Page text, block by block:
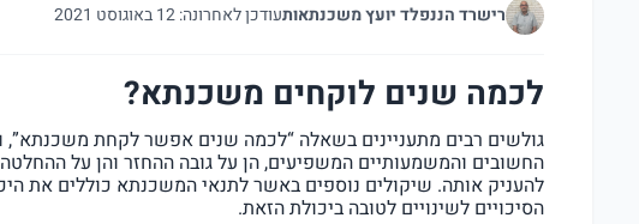
רישרד הננפלד יועץ משכנתאותעודכן לאחרונה: 12 באוגוסט 2021
לכמה שנים לוקחים משכנתא?
גולשים רבים מתעניינים בשאלה “לכמה שנים אפשר לקחת משכנתא”,
החשובים והמשמעותיים המשפיעים, הן על גובה ההחזר והן על
להעניק אותה. שיקולים נוספים באשר לתנאי המשכנתא כוללים את
הסיכויים לשינויים לטובה ביכולת הזאת.